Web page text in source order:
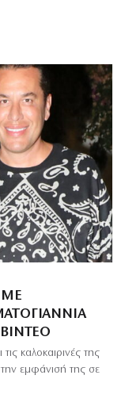
ΜΕ
καλοκαιρινές της
εμφάνισή της σε